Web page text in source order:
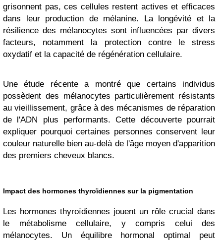
grisonnent pas, ces cellules restent actives et efficaces
dans leur production de mélanine. La longévité et la
résilience des mélanocytes sont influencées par divers
facteurs, notamment la protection contre le stress
oxydatif et la capacité de régénération cellulaire.
Une étude récente a montré que certains individus
possèdent des mélanocytes particulièrement résistants
au vieillissement, grâce à des mécanismes de réparation
de l'ADN plus performants. Cette découverte pourrait
expliquer pourquoi certaines personnes conservent leur
couleur naturelle bien au-delà de l'âge moyen d'apparition
des premiers cheveux blancs.
Impact des hormones thyroïdiennes sur la pigmentation
Les hormones thyroïdiennes jouent un rôle crucial dans
le métabolisme cellulaire, y compris celui des
mélanocytes. Un équilibre hormonal optimal peut